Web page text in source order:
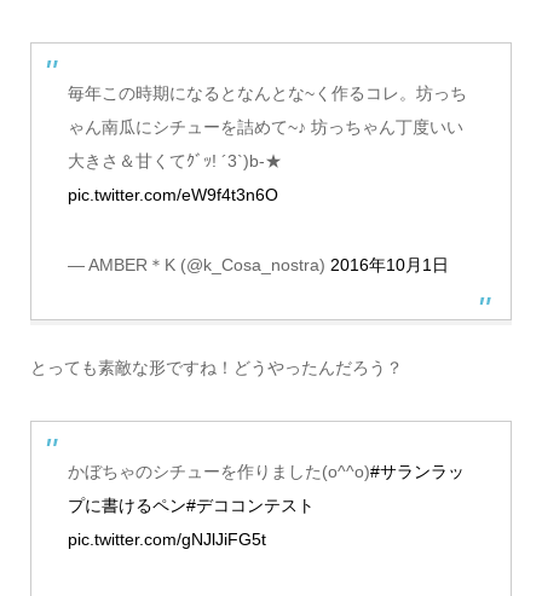
毎年この時期になるとなんとな~く作るコレ。坊っち
ゃん南瓜にシチューを詰めて~♪ 坊っちゃん丁度いい
大きさ＆甘くてｸﾞｯ! ´3`)b-★
pic.twitter.com/eW9f4t3n6O
— AMBER＊K (@k_Cosa_nostra) 2016年10月1日
とっても素敵な形ですね！どうやったんだろう？
かぼちゃのシチューを作りました(o^^o)#サランラッ
プに書けるペン#デココンテスト
pic.twitter.com/gNJlJiFG5t